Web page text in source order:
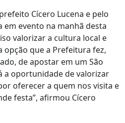
Cícero Lucena e pelo
em evento na manhã desta
valorizar a cultura local e
opção que a Prefeitura fez,
de apostar em um São
a oportunidade de valorizar
oferecer a quem nos visita e
festa”, afirmou Cícero